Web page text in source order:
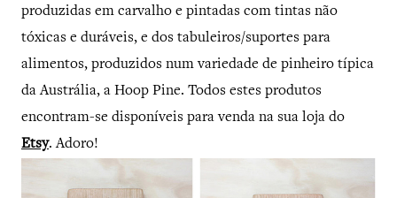
produzidas em carvalho e pintadas com tintas não
tóxicas e duráveis, e dos tabuleiros/suportes para
alimentos, produzidos num variedade de pinheiro típica
da Austrália, a Hoop Pine. Todos estes produtos
encontram-se disponíveis para venda na sua loja do
Etsy. Adoro!